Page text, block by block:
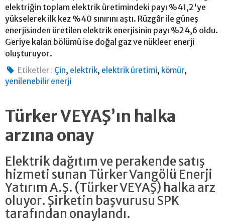
elektriğin toplam elektrik üretimindeki payı %41,2'ye
yükselerek ilk kez %40 sınırını aştı. Rüzgâr ile güneş
enerjisinden üretilen elektrik enerjisinin payı %24,6 oldu.
Geriye kalan bölümü ise doğal gaz ve nükleer enerji
oluşturuyor.
Etiketler : Çin, elektrik, elektrik üretimi, kömür,
yenilenebilir enerji
Türker VEYAŞ’ın halka
arzına onay
Elektrik dağıtım ve perakende satış
hizmeti sunan Türker Vangölü Enerji
Yatırım A.Ş. (Türker VEYAŞ) halka arz
oluyor. Şirketin başvurusu SPK
tarafından onaylandı.